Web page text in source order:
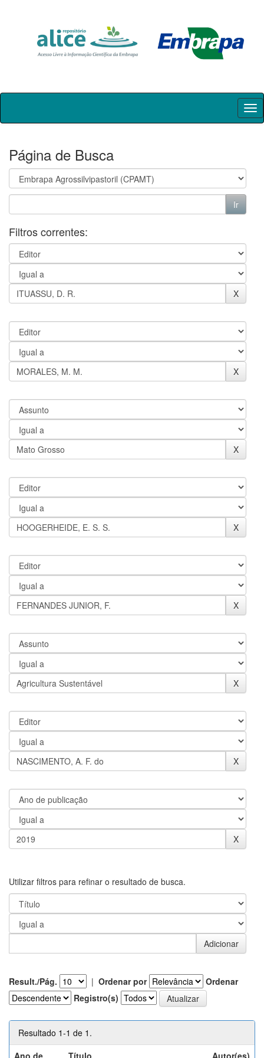
Skip
Página de Busca
Filtros correntes:
Utilizar filtros para refinar o resultado de busca.
Result./Pág. | Ordenar por
Ordenar
Registro(s)
Resultado 1-1 de 1.
Ano de
Título Autor(es)